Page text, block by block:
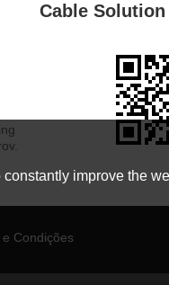
Cable Solution
Condições
improve the